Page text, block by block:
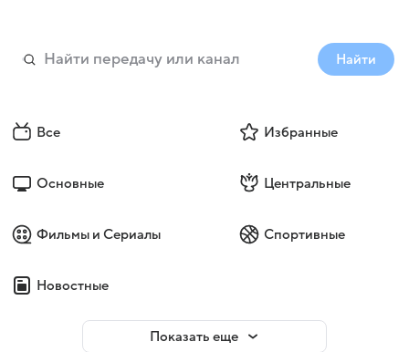
Найти
Все Избранные
Основные Центральные
Фильмы и Сериалы Спортивные
Новостные
Показать еще